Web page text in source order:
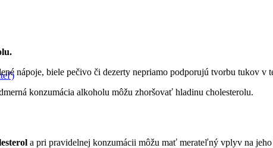
nápoje, biele pečivo či dezerty nepriamo podporujú tvorbu tukov v
konzumácia alkoholu môžu zhoršovať hladinu cholesterolu.
a pri pravidelnej konzumácii môžu mať merateľný vplyv na